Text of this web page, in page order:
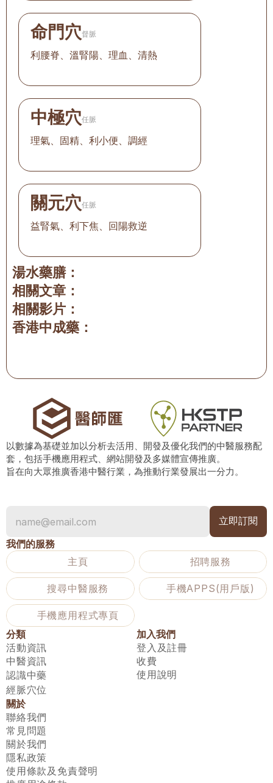
命門穴督脈
利腰脊、溫腎陽、理血、清熱
中極穴任脈
理氣、固精、利小便、調經
關元穴任脈
益腎氣、利下焦、回陽救逆
湯水藥膳：
相關文章：
相關影片：
香港中成藥：
以數據為基礎並加以分析去活用、開發及優化我們的中醫服務配
套，包括手機應用程式、網站開發及多媒體宣傳推廣。
旨在向大眾推廣香港中醫行業，為推動行業發展出一分力。
我們的服務
主頁
招聘服務
搜尋中醫服務 手機APPS(用戶版)
手機應用程式專頁
分類
活動資訊
中醫資訊
認識中藥
經脈穴位
加入我們
登入及註冊
收費
使用說明
關於
聯絡我們
常見問題
關於我們
隱私政策
使用條款及免責聲明